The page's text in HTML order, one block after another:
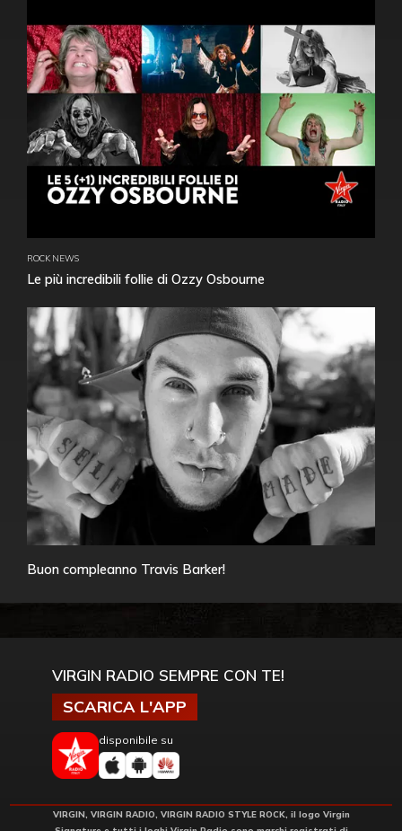
ROCK NEWS
Le più incredibili follie di Ozzy Osbourne
Buon compleanno Travis Barker!
VIRGIN RADIO SEMPRE CON TE!
SCARICA L'APP
disponibile su
VIRGIN, VIRGIN RADIO, VIRGIN RADIO STYLE ROCK, il logo Virgin